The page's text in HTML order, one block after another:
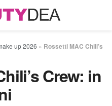
up 2026 » Rossetti MAC Chili’s
Crew: in